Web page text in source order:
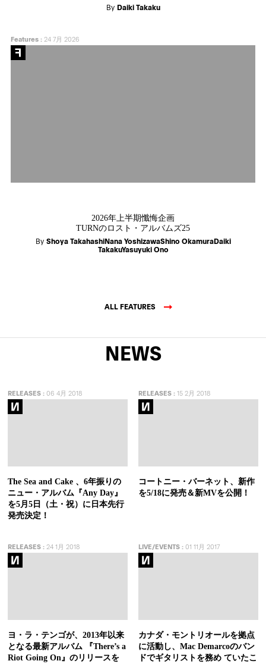
By Daiki Takaku
Features:24 7月 2026
2026年上半期懺悔企画
TURNのロスト・アルバムズ25
By Shoya TakahashiNana YoshizawaShino OkamuraDaiki
TakakuYasuyuki Ono
ALL FEATURES
NEWS
RELEASES : 06 4月 2018
The Sea and Cake 、6年振りの
ニュー・アルバム『Any Day』
を5月5日（土・祝）に日本先行
発売決定！
RELEASES:15 2月 2018
コートニー・バーネット、新作
を5/18に発売＆新MVを公開！
RELEASES : 24 1月 2018
ヨ・ラ・テンゴが、2013年以来
となる最新アルバム 『There’s a
Riot Going On』のリリースを
LIVE/EVENTS:01 11月 2017
カナダ・モントリオールを拠点
に活動し、Mac Demarcoのバン
ドでギタリストを務め ていたこ